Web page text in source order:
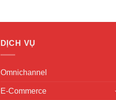
DỊCH VỤ
Omnichannel
E-Commerce